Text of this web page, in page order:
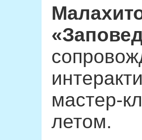
мастер-
летом.